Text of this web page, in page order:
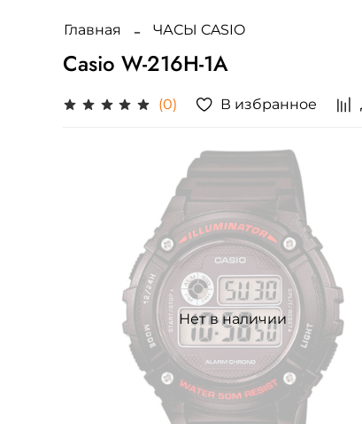
Главная ЧАСЫ CASIO
Casio W-216H-1A
(0) В избранное
Нет в наличии